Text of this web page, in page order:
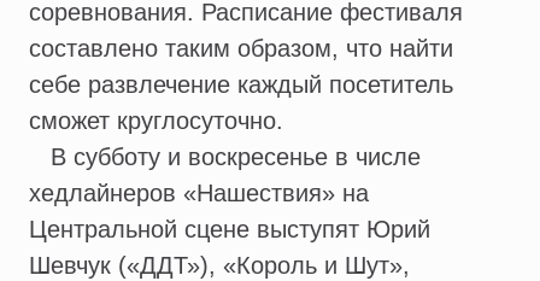
соревнования. Расписание фестиваля
составлено таким образом, что найти
себе развлечение каждый посетитель
сможет круглосуточно.
В субботу и воскресенье в числе
хедлайнеров «Нашествия» на
Центральной сцене выступят Юрий
Шевчук («ДДТ»), «Король и Шут»,